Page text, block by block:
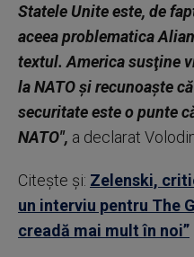
Statele Unite este, de
aceea problematica
textul. America susţine
la NATO şi recunoaşte
securitate este o punte
NATO", a declarat
Citește și: Zelenski,
un interviu pentru The
creadă mai mult în noi”